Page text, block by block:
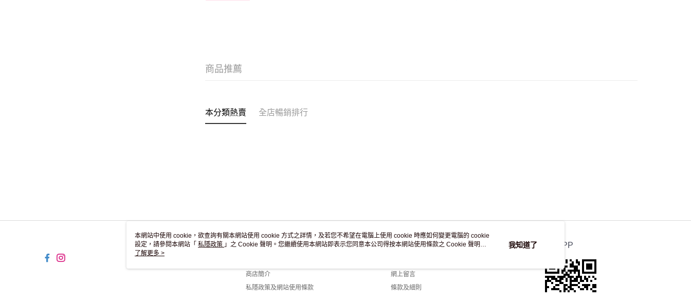
商品推薦
本分類熱賣 全店暢銷排行
關於我們
商店簡介
私隱政策及網站使用條款
客戶服務
網上留言
條款及細則
官方APP
本網站中使用 cookie，欲查詢有關本網站使用 cookie 方式之詳情，及若您不希望在電腦上使用 cookie 時應如何變更電腦的 cookie
設定，請參閱本網站「 私隱政策 」之 Cookie 聲明。您繼續使用本網站即表示您同意本公司得按本網站使用條款之 Cookie 聲明使
用 cookie。
了解更多 >
我知道了